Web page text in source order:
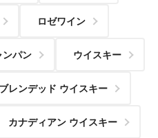
ロゼワイン
ンパン ウイスキー
ブレンデッド ウイスキー
カナディアン ウイスキー